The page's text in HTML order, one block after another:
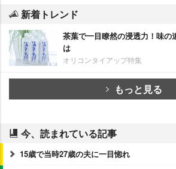
新着トレンド
茶葉で一目瞭然の浸透力！味の
は
オリコンタイアップ特集
もっと見る
今、読まれている記事
15歳で当時27歳の夫に一目惚れ